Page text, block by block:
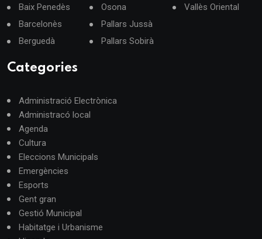
Baix Penedès
Barcelonès
Berguedà
Osona
Pallars Jussà
Pallars Sobirà
Vallès Oriental
Categories
Administració Electrònica
Administracó local
Agenda
Cultura
Eleccions Municipals
Emergències
Esports
Gent gran
Gestió Municipal
Habitatge i Urbanisme